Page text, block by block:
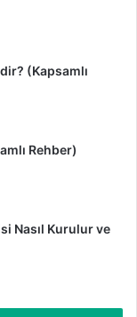
(Kapsamlı
Rehber)
Nasıl Kurulur ve